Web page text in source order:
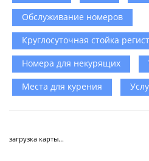
Обслуживание номеров
Круглосуточная стойка
Номера для некурящих
Места для курения
загрузка карты...